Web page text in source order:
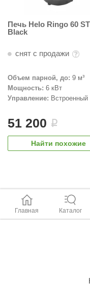
icon
Печь Helo Ringo 60
Black
снят с продажи
Объем парной, до: 9 м³
Мощность: 6 кВт
Управление: Встроенный
51 200 i
Найти похожие
Главная Каталог